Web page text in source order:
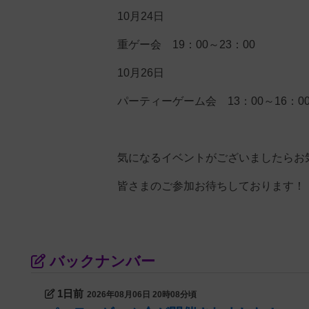
10月24日
重ゲー会 19：00～23：00
10月26日
パーティーゲーム会 13：00～16：
気になるイベントがございましたら
皆さまのご参加お待ちしております！
バックナンバー
1日前 2026年08月06日 20時08分頃